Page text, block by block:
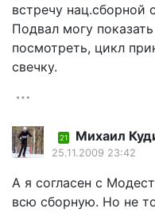
встречу нац.сборной
Подвал могу
посмотреть, цикл
свечку.
21 Михаил
25.11.2009 23:42
А я согласен с
всю сборную. Но не